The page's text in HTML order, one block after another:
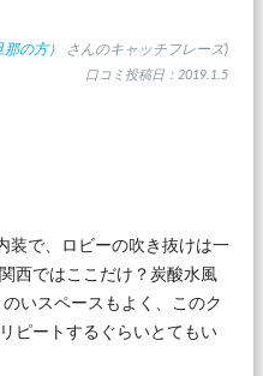
の方） さんのキャッチフレーズ)
口コミ投稿日：2019.1.5
装で、ロビーの吹き抜けは一
西ではここだけ？炭酸水風
いスペースもよく、このク
ピートするぐらいとてもい